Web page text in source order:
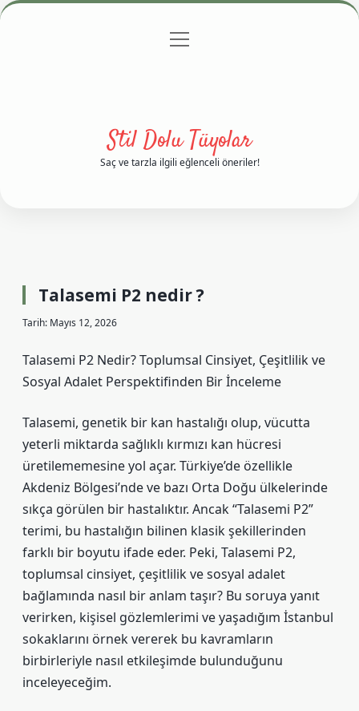
Gizlilik Politikası
menüyü
Stil Dolu Tüyolar
Saç ve tarzla ilgili eğlenceli öneriler!
Talasemi P2 nedir ?
Tarih: Mayıs 12, 2026
Talasemi P2 Nedir? Toplumsal Cinsiyet, Çeşitlilik ve
Sosyal Adalet Perspektifinden Bir İnceleme
Talasemi, genetik bir kan hastalığı olup, vücutta
yeterli miktarda sağlıklı kırmızı kan hücresi
üretilememesine yol açar. Türkiye’de özellikle
Akdeniz Bölgesi’nde ve bazı Orta Doğu ülkelerinde
sıkça görülen bir hastalıktır. Ancak “Talasemi P2”
terimi, bu hastalığın bilinen klasik şekillerinden
farklı bir boyutu ifade eder. Peki, Talasemi P2,
toplumsal cinsiyet, çeşitlilik ve sosyal adalet
bağlamında nasıl bir anlam taşır? Bu soruya yanıt
verirken, kişisel gözlemlerimi ve yaşadığım İstanbul
sokaklarını örnek vererek bu kavramların
birbirleriyle nasıl etkileşimde bulunduğunu
inceleyeceğim.